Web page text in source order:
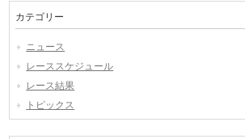
カテゴリー
ニュース
レーススケジュール
レース結果
トピックス